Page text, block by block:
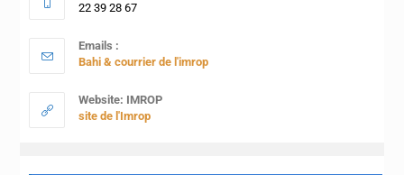
22 39 28 67
Emails :
Bahi & courrier de l'imrop
Website: IMROP
site de l'Imrop